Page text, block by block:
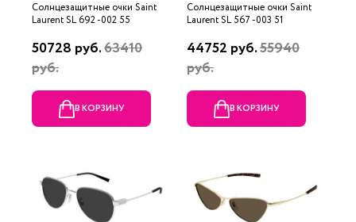
Солнцезащитные очки Saint
Laurent SL 692 -002 55
50728 руб.63410
руб.
В КОРЗИНУ
Солнцезащитные очки Saint
Laurent SL 567 -003 51
44752 руб.55940
руб.
В КОРЗИНУ